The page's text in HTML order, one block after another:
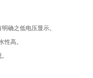
确之低电压显示。
性高。